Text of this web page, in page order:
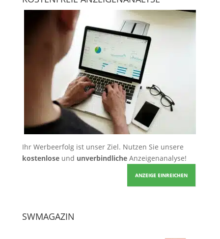
Ihr Werbeerfolg ist unser Ziel. Nutzen Sie unsere
kostenloseund unverbindlicheAnzeigenanalyse!
ANZEIGE EINREICHEN
SWMAGAZIN